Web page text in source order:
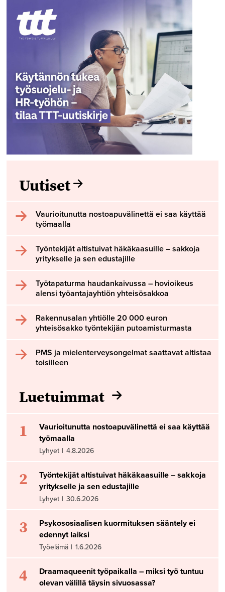
Uutiset
Vaurioitunutta nostoapuvälinettä ei saa käyttää
työmaalla
Työntekijät altistuivat häkäkaasuille – sakkoja
yritykselle ja sen edustajille
Työtapaturma haudankaivussa – hovioikeus
alensi työantajayhtiön yhteisösakkoa
Rakennusalan yhtiölle 20 000 euron
yhteisösakko työntekijän putoamisturmasta
PMS ja mielenterveysongelmat saattavat altistaa
toisilleen
Luetuimmat
1
Vaurioitunutta nostoapuvälinettä ei saa käyttää
työmaalla
Lyhyet | 4.8.2026
2
Työntekijät altistuivat häkäkaasuille – sakkoja
yritykselle ja sen edustajille
Lyhyet | 30.6.2026
3
Psykososiaalisen kuormituksen sääntely ei
edennyt laiksi
Työelämä | 1.6.2026
4
Draamaqueenit työpaikalla – miksi työ tuntuu
olevan välillä täysin sivuosassa?